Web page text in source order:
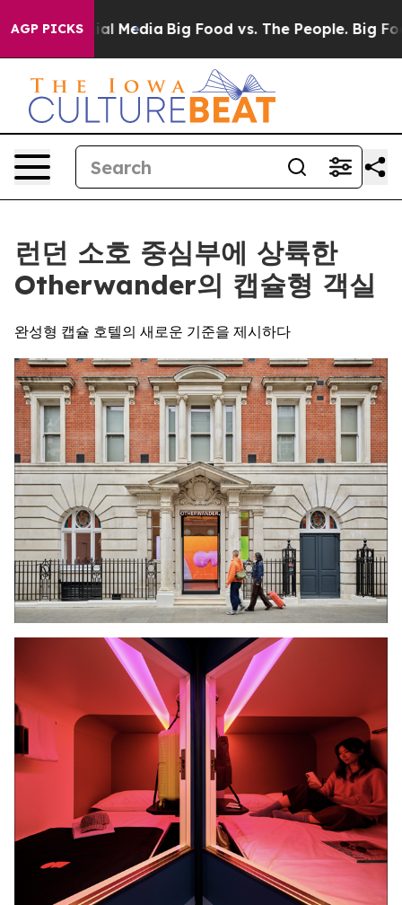
AGP PICKS
Social Media Big Food vs. The People. Big Food’s
런던 소호 중심부에 상륙한
Otherwander의 캡슐형 객실
완성형 캡슐 호텔의 새로운 기준을 제시하다